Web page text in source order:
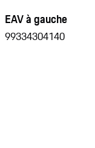
EAV à gauche
99334304140